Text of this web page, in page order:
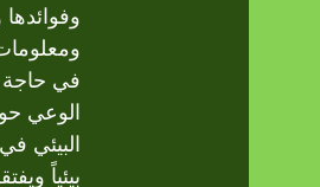
في حاجة
الوعي
البيئي
بيئياً